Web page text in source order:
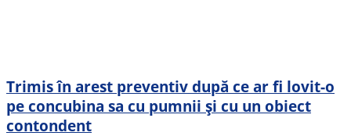
Trimis în arest preventiv după ce ar fi lovit-o
pe concubina sa cu pumnii și cu un obiect
contondent